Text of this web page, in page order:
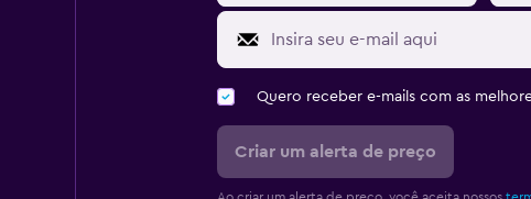
Quero receber e-mails com as
Criar um alerta de preço